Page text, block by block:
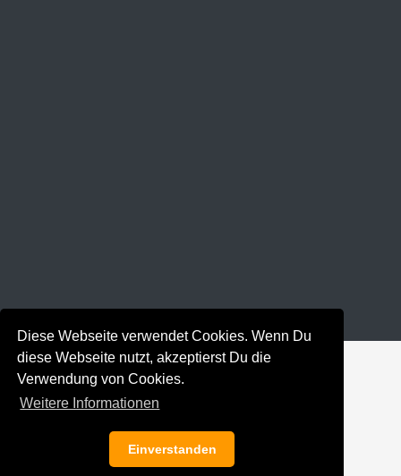
Diese Webseite verwendet Cookies. Wenn Du
diese Webseite nutzt, akzeptierst Du die
Verwendung von Cookies.
Weitere Informationen
Einverstanden